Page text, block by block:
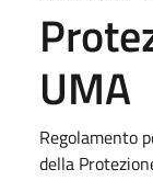
UMA
Regolamento
della